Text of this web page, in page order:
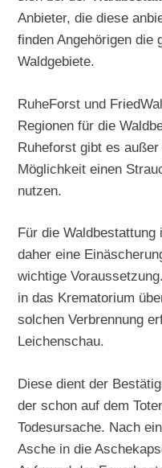
Anbieter, die diese
finden Angehörigen die
Waldgebiete.
RuheForst und
Regionen für die
Ruheforst gibt es
Möglichkeit einen
nutzen.
Für die
daher eine
wichtige
in das Krematorium
solchen Verbrennung
Leichenschau.
Diese dient der
der schon auf dem
Todesursache. Nach
Asche in die